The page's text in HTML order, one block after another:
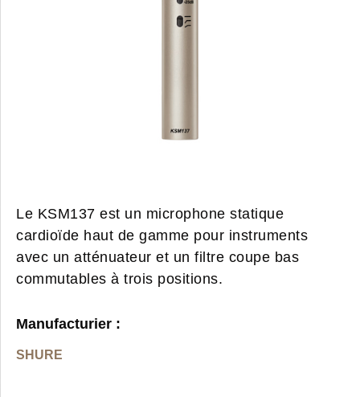
Le KSM137 est un microphone statique
cardioïde haut de gamme pour instruments
avec un atténuateur et un filtre coupe bas
commutables à trois positions.
Manufacturier :
SHURE